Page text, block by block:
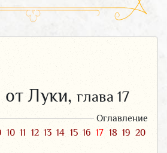
от Луки, глава 17
Оглавление
10 11 12 13 14 15 16 17 18 19 20